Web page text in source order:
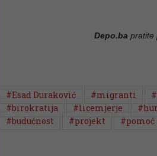
Depo.ba pratite
#Esad Duraković #migranti
#birokratija
#licemjerje
#budućnost
#projekt #pomoć